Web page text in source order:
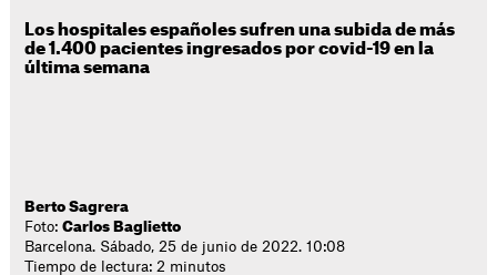
Los hospitales españoles sufren una subida de más
de 1.400 pacientes ingresados por covid-19 en la
última semana
Berto Sagrera
Foto:Carlos Baglietto
Barcelona. Sábado, 25 de junio de 2022. 10:08
Tiempo de lectura: 2 minutos